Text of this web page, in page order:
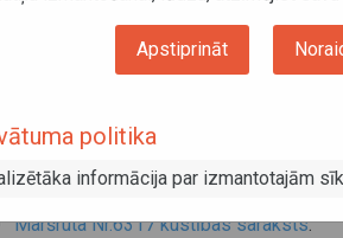
arMinistru kabineta
autobusu kustības saraksti:​
Maršruta Nr.6317 kustības saraksts.
Apstiprināt
politika
informācija par izmantotajām